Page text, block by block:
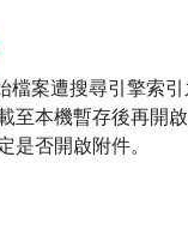
檔案遭搜尋引擎索
至本機暫存後再開
是否開啟附件。